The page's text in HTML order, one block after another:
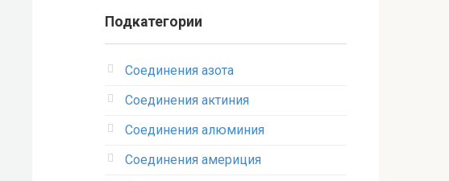
Подкатегории
Соединения азота
Соединения актиния
Соединения алюминия‎
Соединения америция‎